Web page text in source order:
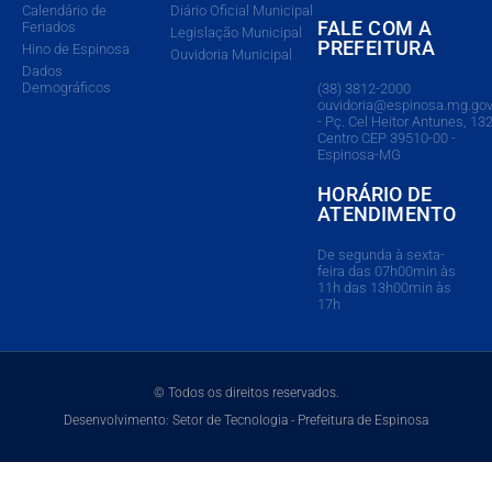
Calendário de
Feriados
Hino de Espinosa
Dados
Demográficos
Diário Oficial Municipal
Legislação Municipal
Ouvidoria Municipal
FALE COM A
PREFEITURA
(38) 3812-2000
- Pç. Cel Heitor Antunes,
Centro CEP 39510-00 -
Espinosa-MG
HORÁRIO DE
ATENDIMENTO
De segunda à sexta-
feira das 07h00min às
11h das 13h00min às
17h
© Todos os direitos reservados.
Desenvolvimento: Setor de Tecnologia - Prefeitura de Espinosa